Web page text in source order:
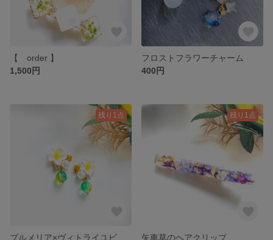
【 order 】
1,500円
フロストフラワーチャーム
400円
残り1点 残り1点
矢車草のヘアクリップ